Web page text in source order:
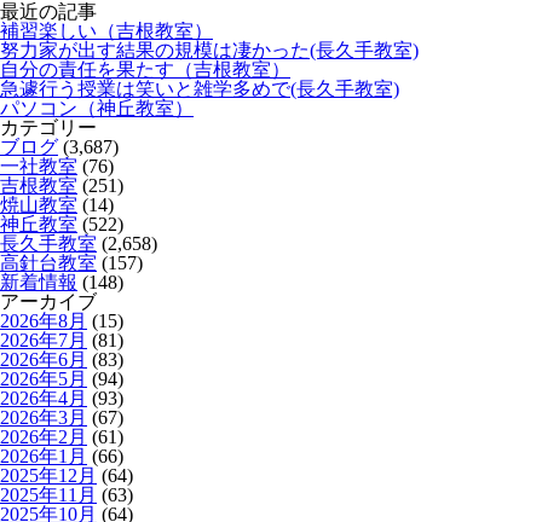
最近の記事
補習楽しい（吉根教室）
努力家が出す結果の規模は凄かった(長久手教室)
自分の責任を果たす（吉根教室）
急遽行う授業は笑いと雑学多めで(長久手教室)
パソコン（神丘教室）
カテゴリー
ブログ (3,687)
一社教室 (76)
吉根教室 (251)
焼山教室 (14)
神丘教室 (522)
長久手教室 (2,658)
高針台教室 (157)
新着情報 (148)
アーカイブ
2026年8月 (15)
2026年7月 (81)
2026年6月 (83)
2026年5月 (94)
2026年4月 (93)
2026年3月 (67)
2026年2月 (61)
2026年1月 (66)
2025年12月 (64)
2025年11月 (63)
2025年10月 (64)